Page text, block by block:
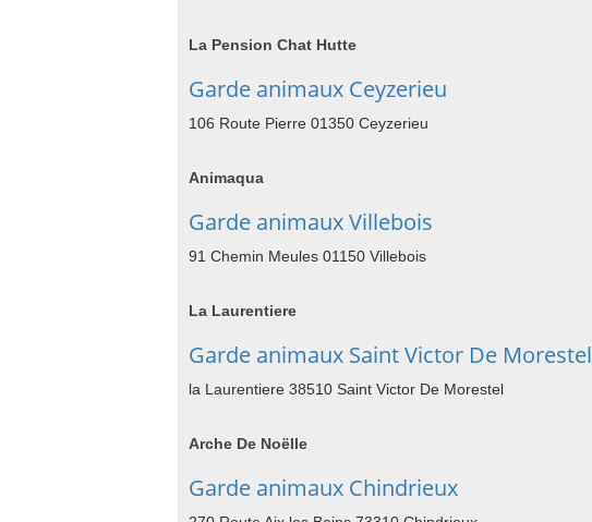
La Pension Chat Hutte
Garde animaux Ceyzerieu
106 Route Pierre 01350 Ceyzerieu
Animaqua
Garde animaux Villebois
91 Chemin Meules 01150 Villebois
La Laurentiere
Garde animaux Saint Victor De Morestel
la Laurentiere 38510 Saint Victor De Morestel
Arche De Noëlle
Garde animaux Chindrieux